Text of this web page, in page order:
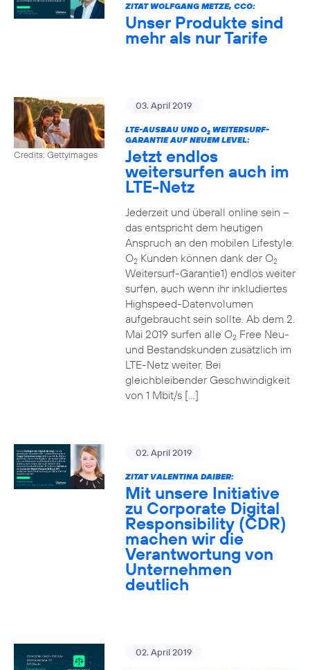
ZITAT WOLFGANG METZE, CCO:
Unser Produkte sind
mehr als nur Tarife
Credits: Gettyimages
03. April 2019
LTE-AUSBAU UND O2WEITERSURF-
GARANTIE AUF NEUEM LEVEL:
Jetzt endlos
weitersurfen auch im
LTE-Netz
Jederzeit und überall online sein –
das entspricht dem heutigen
Anspruch an den mobilen Lifestyle.
O2Kunden können dank der O2
Weitersurf-Garantie1) endlos weiter
surfen, auch wenn ihr inkludiertes
Highspeed-Datenvolumen
aufgebraucht sein sollte. Ab dem 2.
Mai 2019 surfen alle O2Free Neu-
und Bestandskunden zusätzlich im
LTE-Netz weiter. Bei
gleichbleibender Geschwindigkeit
von 1 Mbit/s […]
02. April 2019
ZITAT VALENTINA DAIBER:
Mit unsere Initiative
zu Corporate Digital
Responsibility (CDR)
machen wir die
Verantwortung von
Unternehmen
deutlich
02. April 2019